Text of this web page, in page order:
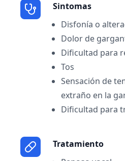
Sintomas
Disfonía o
Dolor de
Dificultad para
Tos
Sensación de
extraño en la
Dificultad para
Tratamiento